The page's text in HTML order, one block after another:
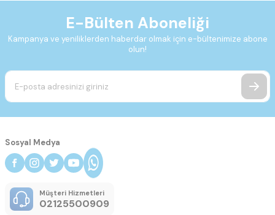
E-Bülten Aboneliği
Kampanya ve yeniliklerden haberdar olmak için e-bültenimize abone
olun!
Sosyal Medya
Müşteri Hizmetleri
02125500909